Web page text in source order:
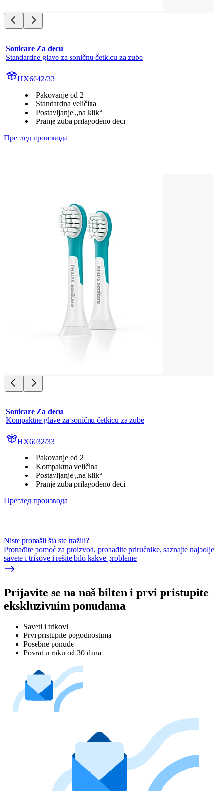
Sonicare Za decu
Standardne glave za soničnu četkicu za zube
HX6042/33
Pakovanje od 2
Standardna veličina
Postavljanje „na klik“
Pranje zuba prilagođeno deci
Преглед производа
Sonicare Za decu
Kompaktne glave za soničnu četkicu za zube
HX6032/33
Pakovanje od 2
Kompaktna veličina
Postavljanje „na klik“
Pranje zuba prilagođeno deci
Преглед производа
Niste pronašli šta ste tražili?
Pronađite pomoć za proizvod, pronađite priručnike, saznajte najbolje
savete i trikove i rešite bilo kakve probleme
Prijavite se na naš bilten i prvi pristupite
ekskluzivnim ponudama
Saveti i trikovi
Prvi pristupite pogodnostima
Posebne ponude
Povrat u roku od 30 dana